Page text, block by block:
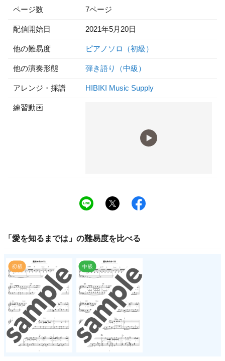
ページ数 7ページ
配信開始日 2021年5月20日
他の難易度 ピアノソロ（初級）
他の演奏形態 弾き語り（中級）
アレンジ・採譜 HIBIKI Music Supply
練習動画
「 愛を知るまでは 」の難易度を比べる